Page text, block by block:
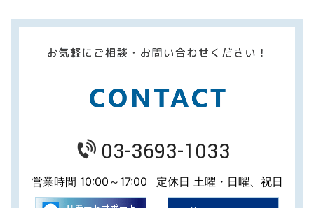
03-3693-1033
営業時間 10:00～17:00 定休日 土曜・日曜、祝日